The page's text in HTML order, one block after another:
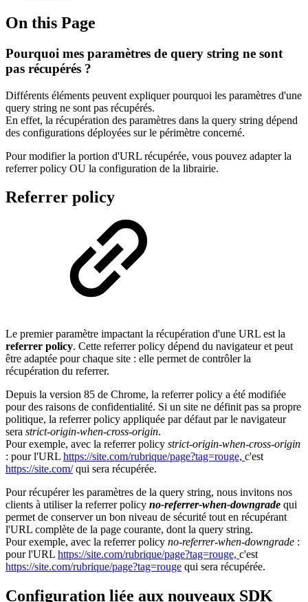
On this Page
Pourquoi mes paramètres de query string ne sont
pas récupérés ?
Différents éléments peuvent expliquer pourquoi les paramètres d'une
query string ne sont pas récupérés.
En effet, la récupération des paramètres dans la query string dépend
des configurations déployées sur le périmètre concerné.
Pour modifier la portion d'URL récupérée, vous pouvez adapter la
referrer policy OU la configuration de la librairie.
Referrer policy
Le premier paramètre impactant la récupération d'une URL est la
referrer policy. Cette referrer policy dépend du navigateur et peut
être adaptée pour chaque site : elle permet de contrôler la
récupération du referrer.
Depuis la version 85 de Chrome, la referrer policy a été modifiée
pour des raisons de confidentialité. Si un site ne définit pas sa propre
politique, la referrer policy appliquée par défaut par le navigateur
sera strict-origin-when-cross-origin.
Pour exemple, avec la referrer policy strict-origin-when-cross-origin
: pour l'URL https://site.com/rubrique/page?tag=rouge, c'est
https://site.com/qui sera récupérée.
Pour récupérer les paramètres de la query string, nous invitons nos
clients à utiliser la referrer policy no-referrer-when-downgrade qui
permet de conserver un bon niveau de sécurité tout en récupérant
l'URL complète de la page courante, dont la query string.
Pour exemple, avec la referrer policy no-referrer-when-downgrade :
pour l'URL https://site.com/rubrique/page?tag=rouge, c'est
https://site.com/rubrique/page?tag=rouge qui sera récupérée.
Configuration liée aux nouveaux SDK